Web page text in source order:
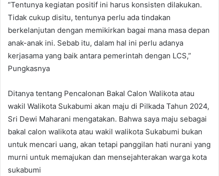
“Tentunya kegiatan positif ini harus konsisten dilakukan.
Tidak cukup disitu, tentunya perlu ada tindakan
berkelanjutan dengan memikirkan bagai mana masa depan
anak-anak ini. Sebab itu, dalam hal ini perlu adanya
kerjasama yang baik antara pemerintah dengan LCS,”
Pungkasnya
Ditanya tentang Pencalonan Bakal Calon Walikota atau
wakil Walikota Sukabumi akan maju di Pilkada Tahun 2024,
Sri Dewi Maharani mengatakan. Bahwa saya maju sebagai
bakal calon walikota atau wakil walikota Sukabumi bukan
untuk mencari uang, akan tetapi panggilan hati nurani yang
murni untuk memajukan dan mensejahterakan warga kota
sukabumi